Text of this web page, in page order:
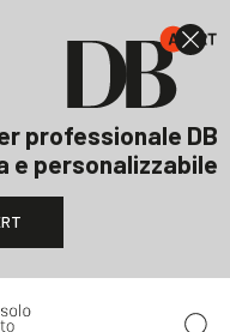
professionale DB
e personalizzabile